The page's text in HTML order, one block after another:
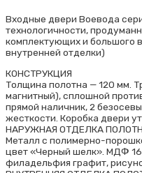
Входные двери Воевода
технологичности,
комплектующих и большого
внутренней отделки)
КОНСТРУКЦИЯ
Толщина полотна — 120 мм.
магнитный), сплошной
прямой наличник, 2
жесткости. Коробка двери
НАРУЖНАЯ ОТДЕЛКА
Металл с полимерно-
цвет «Черный шелк». МДФ
филадельфия графит,